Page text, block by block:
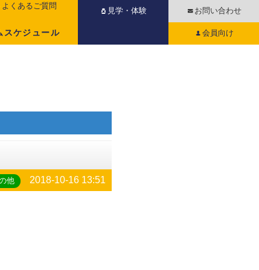
見学・体験 お問い合わせ
会員向け
よくあるご質問
スケジュール
他 2018-10-16 13:51